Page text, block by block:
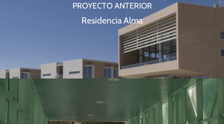
PROYECTO ANTERIOR
Residencia Alma